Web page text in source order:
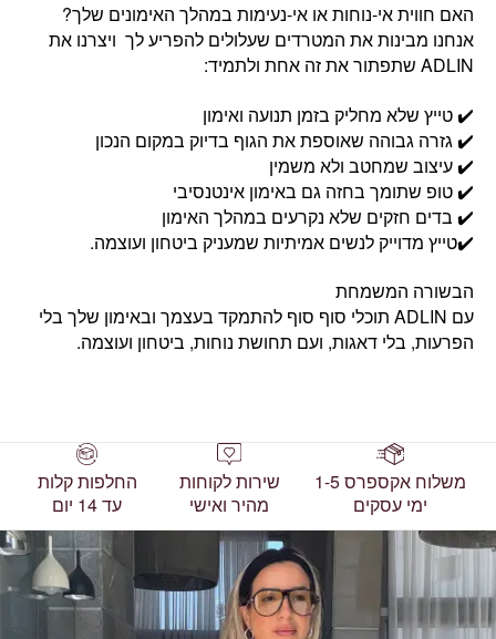
האם חווית אי-נוחות או אי-נעימות במהלך האימונים שלך?
אנחנו מבינות את המטרדים שעלולים להפריע לך ויצרנו את
ADLIN שתפתור את זה אחת ולתמיד:
✔️ טייץ שלא מחליק בזמן תנועה ואימון
✔️ גזרה גבוהה שאוספת את הגוף בדיוק במקום הנכון
✔️ עיצוב שמחטב ולא משמין
✔️ טופ שתומך בחזה גם באימון אינטנסיבי
✔️ בדים חזקים שלא נקרעים במהלך האימון
✔️טייץ מדוייק לנשים אמיתיות שמעניק ביטחון ועוצמה.
הבשורה המשמחת
עם ADLIN תוכלי סוף סוף להתמקד בעצמך ובאימון שלך בלי
הפרעות, בלי דאגות, ועם תחושת נוחות, ביטחון ועוצמה.
משלוח אקספרס 1-5
ימי עסקים
שירות לקוחות
מהיר ואישי
החלפות קלות
עד 14 יום